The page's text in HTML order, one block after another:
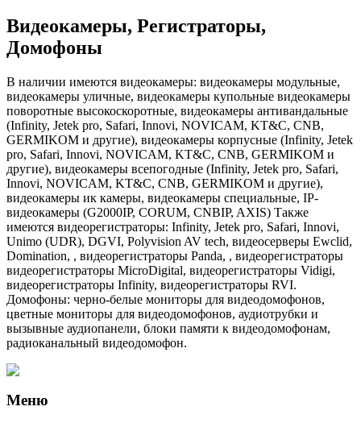
Видеокамеры, Регистраторы,
Домофоны
В наличии имеются видеокамеры: видеокамеры модульные,
видеокамеры уличные, видеокамеры купольные видеокамеры
поворотные высокоскоротные, видеокамеры антивандальные
(Infinity, Jetek pro, Safari, Innovi, NOVICAM, KT&C, CNB,
GERMIKOM и другие), видеокамеры корпусные (Infinity, Jetek
pro, Safari, Innovi, NOVICAM, KT&C, CNB, GERMIKOM и
другие), видеокамеры всепогодные (Infinity, Jetek pro, Safari,
Innovi, NOVICAM, KT&C, CNB, GERMIKOM и другие),
видеокамеры ик камеры, видеокамеры специальные, IP-
видеокамеры (G2000IP, CORUM, CNBIP, AXIS) Также
имеются видеорегистраторы: Infinity, Jetek pro, Safari, Innovi,
Unimo (UDR), DGVI, Polyvision AV tech, видеосерверы Ewclid,
Domination, , видеорегистраторы Panda, , видеорегистраторы
видеорегистраторы MicroDigital, видеорегистраторы Vidigi,
видеорегистраторы Infinity, видеорегистраторы RVI.
Домофоны: черно-белые мониторы для видеодомофонов,
цветные мониторы для видеодомофонов, аудиотрубки и
вызывные аудиопанели, блоки памяти к видеодомофонам,
радиоканальный видеодомофон.
Меню